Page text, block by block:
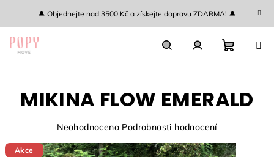
obsah
🔔 Objednejte nad 3500 Kč a získejte dopravu ZDARMA! 🔔
košík
MIKINA FLOW EMERALD
Průměrné
produktu
Neohodnoceno Podrobnosti hodnocení
Akce